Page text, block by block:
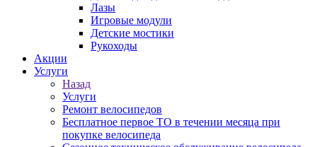
Лазы
Игровые модули
Детские мостики
Рукоходы
Акции
Услуги
Назад
Услуги
Ремонт велосипедов
Бесплатное первое ТО в течении месяца при
покупке велосипеда